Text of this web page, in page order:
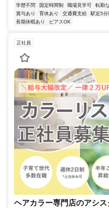
学歴不問
固定時間制 職場見学可 転勤な
賞与あり
育休あり 交通費支給 駅近5分
長期休暇あり
ピアスOK
正社員
ヘアカラー専門店のアシ